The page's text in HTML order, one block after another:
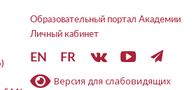
Образовательный портал Академии
Личный кабинет
EN
FR
Версия для слабовидящих